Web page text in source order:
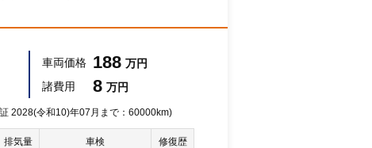
車両価格 188 万円
諸費用
8 万円
2028(令和10)年07月まで：60000km)
排気量 車検 修復歴